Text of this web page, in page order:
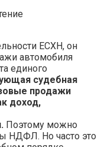
ЕСХН, он
автомобиля
единого
судебная
продажи
доход,
Поэтому можно
НДФЛ. Но часто это